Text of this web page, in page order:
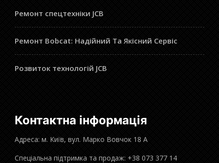
Ремонт спецтехніки JCB
Ремонт Bobcat: Надійний Та Якісний Сервіс
Розвиток технологій JCB
Контактна інформація
Адреса: м. Київ, вул. Марко Вовчок 18 А
Спеціальна підтримка та продаж: +38 073 377 14